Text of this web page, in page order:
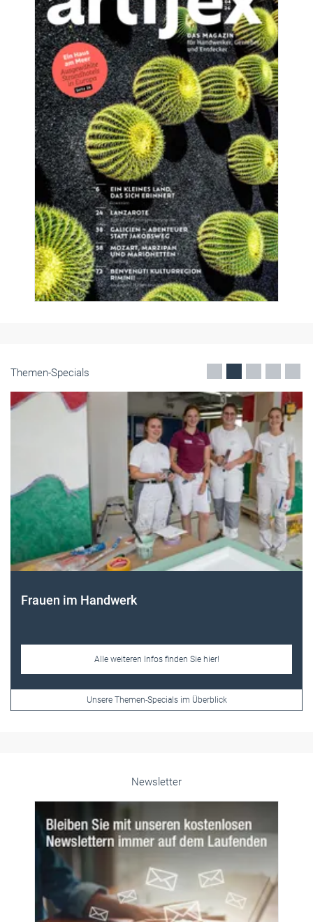
Themen-Specials
Frauen im Handwerk
Alle weiteren Infos finden Sie hier!
Unsere Themen-Specials im Überblick
Newsletter